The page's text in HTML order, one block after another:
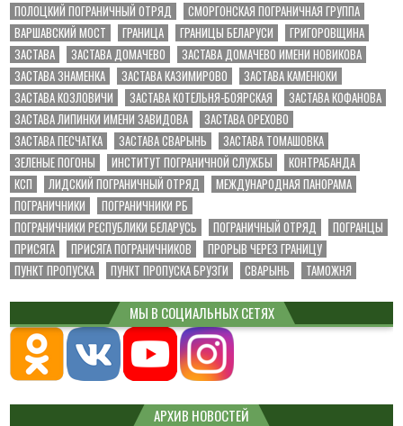
ПОЛОЦКИЙ ПОГРАНИЧНЫЙ ОТРЯД
СМОРГОНСКАЯ ПОГРАНИЧНАЯ ГРУППА
ВАРШАВСКИЙ МОСТ
ГРАНИЦА ГРАНИЦЫ БЕЛАРУСИ
ГРИГОРОВЩИНА
ЗАСТАВА
ЗАСТАВА ДОМАЧЕВО
ЗАСТАВА ДОМАЧЕВО ИМЕНИ НОВИКОВА
ЗАСТАВА ЗНАМЕНКА
ЗАСТАВА КАЗИМИРОВО
ЗАСТАВА КАМЕНЮКИ
ЗАСТАВА КОЗЛОВИЧИ
ЗАСТАВА КОТЕЛЬНЯ-БОЯРСКАЯ
ЗАСТАВА КОФАНОВА
ЗАСТАВА ЛИПИНКИ ИМЕНИ ЗАВИДОВА
ЗАСТАВА ОРЕХОВО
ЗАСТАВА ПЕСЧАТКА
ЗАСТАВА СВАРЫНЬ
ЗАСТАВА ТОМАШОВКА
ЗЕЛЕНЫЕ ПОГОНЫ
ИНСТИТУТ ПОГРАНИЧНОЙ СЛУЖБЫ
КОНТРАБАНДА
КСП
ЛИДСКИЙ ПОГРАНИЧНЫЙ ОТРЯД
МЕЖДУНАРОДНАЯ ПАНОРАМА
ПОГРАНИЧНИКИ
ПОГРАНИЧНИКИ РБ
ПОГРАНИЧНИКИ РЕСПУБЛИКИ БЕЛАРУСЬ
ПОГРАНИЧНЫЙ ОТРЯД
ПОГРАНЦЫ
ПРИСЯГА
ПРИСЯГА ПОГРАНИЧНИКОВ
ПРОРЫВ ЧЕРЕЗ ГРАНИЦУ
ПУНКТ ПРОПУСКА
ПУНКТ ПРОПУСКА БРУЗГИ СВАРЫНЬ ТАМОЖНЯ
МЫ В СОЦИАЛЬНЫХ СЕТЯХ
АРХИВ НОВОСТЕЙ